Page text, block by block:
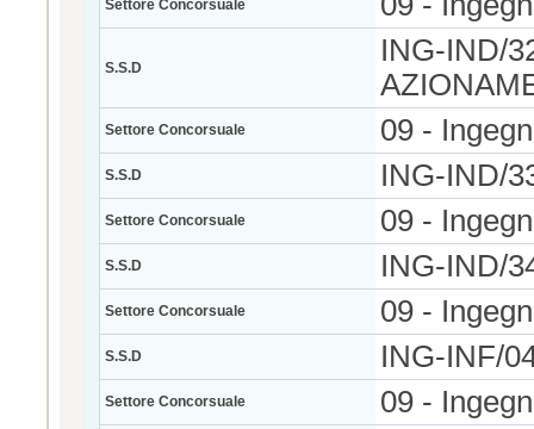
Settore Concorsuale
S.S.D
ING-IND/
Settore Concorsuale 09 -
S.S.D ING-IND/
Settore Concorsuale 09 -
S.S.D ING-IND/
Settore Concorsuale 09 -
S.S.D ING-INF/
Settore Concorsuale 09 -